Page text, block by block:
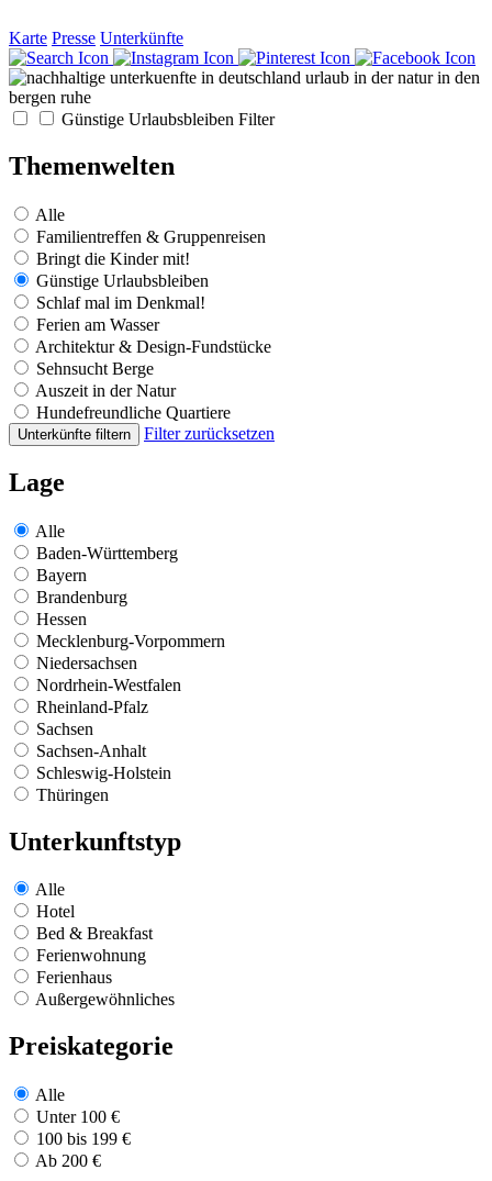
Karte Presse Unterkünfte
Günstige Urlaubsbleiben Filter
Themenwelten
Alle
Familientreffen & Gruppenreisen
Bringt die Kinder mit!
Günstige Urlaubsbleiben
Schlaf mal im Denkmal!
Ferien am Wasser
Architektur & Design-Fundstücke
Sehnsucht Berge
Auszeit in der Natur
Hundefreundliche Quartiere
Unterkünfte filtern Filter zurücksetzen
Lage
Alle
Baden-Württemberg
Bayern
Brandenburg
Hessen
Mecklenburg-Vorpommern
Niedersachsen
Nordrhein-Westfalen
Rheinland-Pfalz
Sachsen
Sachsen-Anhalt
Schleswig-Holstein
Thüringen
Unterkunftstyp
Alle
Hotel
Bed & Breakfast
Ferienwohnung
Ferienhaus
Außergewöhnliches
Preiskategorie
Alle
Unter 100 €
100 bis 199 €
Ab 200 €